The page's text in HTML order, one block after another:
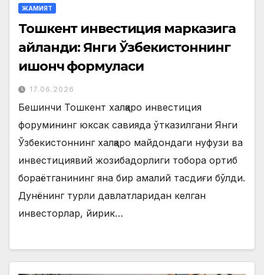
ЖАМИЯТ
Тошкент инвестиция марказига
айланди: Янги Ўзбекистоннинг
ишонч формуласи
17.06.2026
Бешинчи Тошкент халқаро инвестиция
форумининг юксак савияда ўтказилгани Янги
Ўзбекистоннинг халқаро майдондаги нуфузи ва
инвестициявий жозибадорлиги тобора ортиб
бораётганининг яна бир амалий тасдиғи бўлди.
Дунёнинг турли давлатларидан келган
инвесторлар, йирик…